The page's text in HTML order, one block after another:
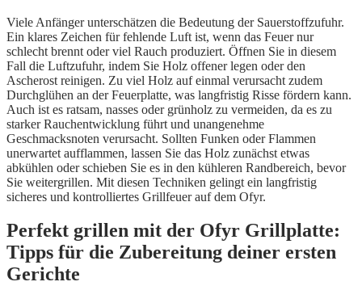
Viele Anfänger unterschätzen die Bedeutung der Sauerstoffzufuhr.
Ein klares Zeichen für fehlende Luft ist, wenn das Feuer nur
schlecht brennt oder viel Rauch produziert. Öffnen Sie in diesem
Fall die Luftzufuhr, indem Sie Holz offener legen oder den
Ascherost reinigen. Zu viel Holz auf einmal verursacht zudem
Durchglühen an der Feuerplatte, was langfristig Risse fördern kann.
Auch ist es ratsam, nasses oder grünholz zu vermeiden, da es zu
starker Rauchentwicklung führt und unangenehme
Geschmacksnoten verursacht. Sollten Funken oder Flammen
unerwartet aufflammen, lassen Sie das Holz zunächst etwas
abkühlen oder schieben Sie es in den kühleren Randbereich, bevor
Sie weitergrillen. Mit diesen Techniken gelingt ein langfristig
sicheres und kontrolliertes Grillfeuer auf dem Ofyr.
Perfekt grillen mit der Ofyr Grillplatte:
Tipps für die Zubereitung deiner ersten
Gerichte